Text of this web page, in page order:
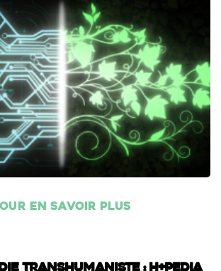
en savoir plus